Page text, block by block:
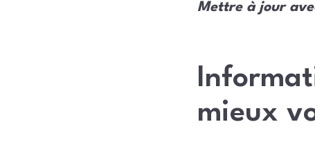
Mettre à jour
mieux